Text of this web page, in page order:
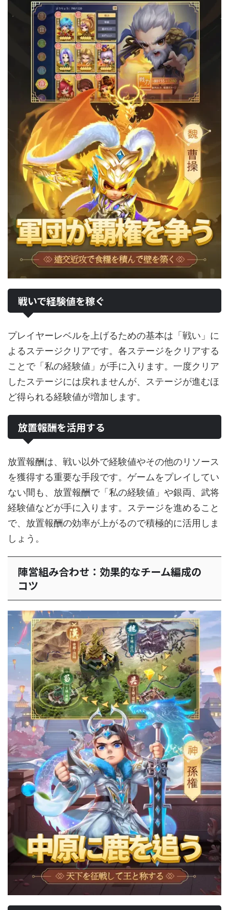
戦いで経験値を稼ぐ
プレイヤーレベルを上げるための基本は「戦い」に
よるステージクリアです。各ステージをクリアする
ことで「私の経験値」が手に入ります。一度クリア
したステージには戻れませんが、ステージが進むほ
ど得られる経験値が増加します。
放置報酬を活用する
放置報酬は、戦い以外で経験値やその他のリソース
を獲得する重要な手段です。ゲームをプレイしてい
ない間も、放置報酬で「私の経験値」や銀両、武将
経験値などが手に入ります。ステージを進めること
で、放置報酬の効率が上がるので積極的に活用しま
しょう。
陣営組み合わせ：効果的なチーム編成の
コツ